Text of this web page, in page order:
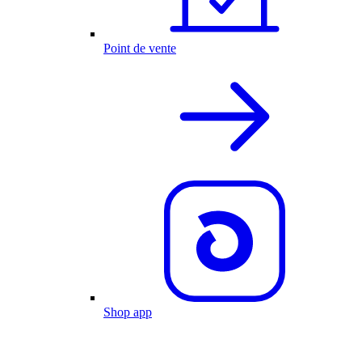
Point de vente
Shop app